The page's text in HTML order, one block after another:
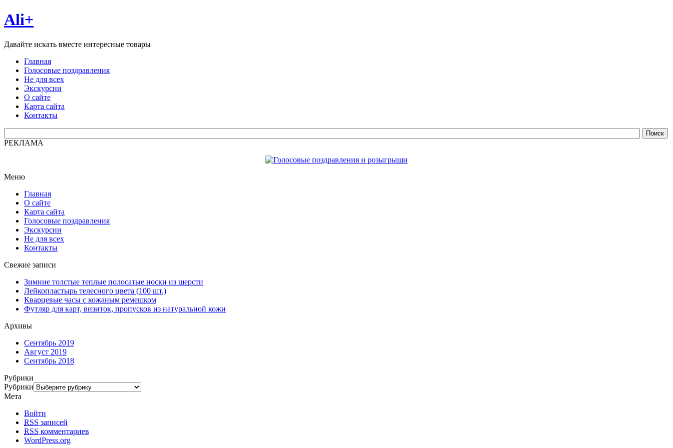
Ali+
Давайте искать вместе интересные товары
Главная
Голосовые поздравления
Не для всех
Экскурсии
О сайте
Карта сайта
Контакты
РЕКЛАМА
Меню
Главная
О сайте
Карта сайта
Голосовые поздравления
Экскурсии
Не для всех
Контакты
Свежие записи
Зимние толстые теплые полосатые носки из шерсти
Лейкопластырь телесного цвета (100 шт.)
Кварцевые часы с кожаным ремешком
Футляр для карт, визиток, пропусков из натуральной кожи
Архивы
Сентябрь 2019
Август 2019
Сентябрь 2018
Рубрики
Рубрики
Мета
Войти
RSS записей
RSS комментариев
WordPress.org